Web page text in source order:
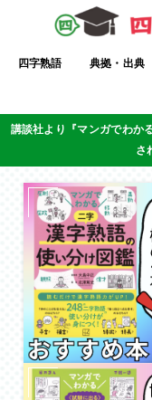
四字熟語 典拠・出典
講談社より『マンガでわか
さ